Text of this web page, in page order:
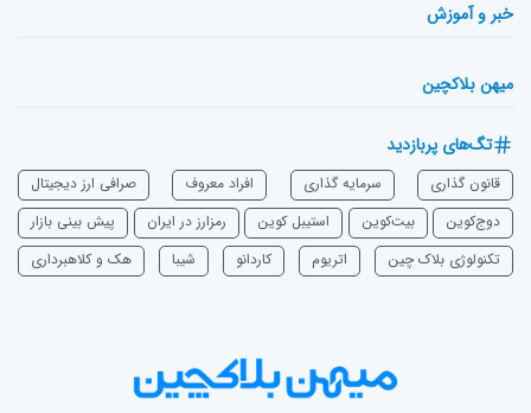
خبر و آموزش
میهن بلاکچین
تگ‌های پربازدید
قانون گذاری سرمایه‌ گذاری افراد معروف
صرافی ارز دیجیتال
دوج‌کوین
بیت‌کوین استیبل کوین رمزارز در ایران
پیش بینی بازار
تکنولوژی بلاک چین
اتریوم ‌کاردانو شیبا هک و کلاهبرداری